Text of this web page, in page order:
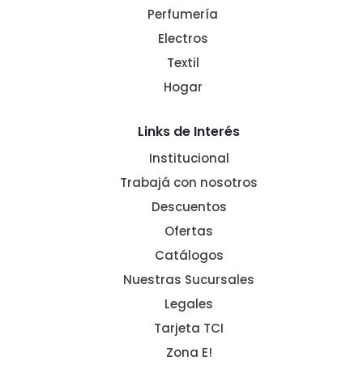
Perfumería
Electros
Textil
Hogar
Links de Interés
Institucional
Trabajá con nosotros
Descuentos
Ofertas
Catálogos
Nuestras Sucursales
Legales
Tarjeta TCI
Zona E!